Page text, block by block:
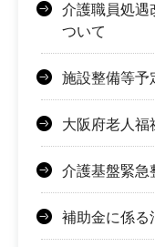
介護職員処遇
ついて
施設整備等予
大阪府老人福
介護基盤緊急
補助金に係る